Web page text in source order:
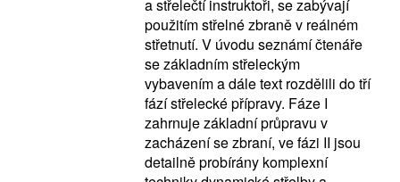
a střelečtí instruktoři, se zabývají
použitím střelné zbraně v reálném
střetnutí. V úvodu seznámí čtenáře
se základním střeleckým
vybavením a dále text rozdělili do tří
fází střelecké přípravy. Fáze I
zahrnuje základní průpravu v
zacházení se zbraní, ve fázi II jsou
detailně probírány komplexní